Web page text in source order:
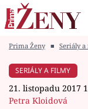
Módní alarm
Prima Ženy ■ Seriály
SERIÁLY A FILMY
21. listopadu 2017
Petra Kloidová